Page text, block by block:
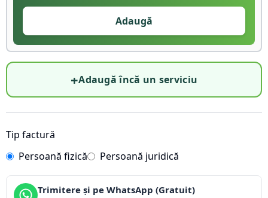
Adaugă
+Adaugă încă un serviciu
Tip factură
Persoană fizică
Persoană juridică
Trimitere și pe WhatsApp (Gratuit)